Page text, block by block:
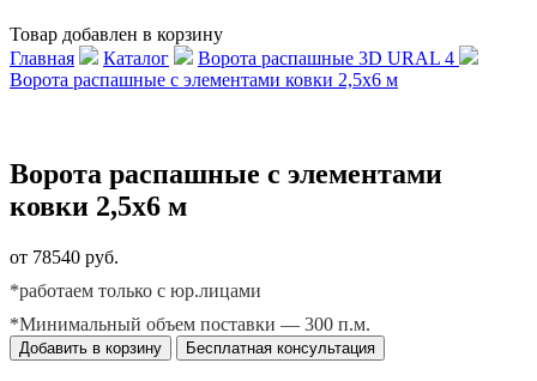
Товар добавлен в корзину
Главная
Каталог
Ворота распашные 3D URAL 4
Ворота распашные с элементами ковки 2,5х6 м
Ворота распашные с элементами
ковки 2,5х6 м
от 78540 руб.
*работаем только с юр.лицами
*Минимальный объем поставки — 300 п.м.
Добавить в корзину Бесплатная консультация